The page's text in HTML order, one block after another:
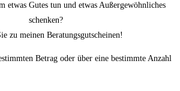
etwas Gutes tun und etwas Außergewöhnliches
schenken?
zu meinen Beratungsgutscheinen!
Betrag oder über eine bestimmte Anzahl